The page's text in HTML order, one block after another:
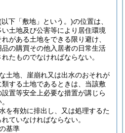
以下「敷地」という。)の位置は、
土地及び公害等により居住環境
がある土地をできる限り避け、
の購買その他入居者の日常生活
たものでなければならない。
土地、崖崩れ又は出水のおそれが
する土地であるときは、当該敷
置等安全上必要な措置が講じら
を有効に排出し、又は処理するた
ていなければならない。
基準